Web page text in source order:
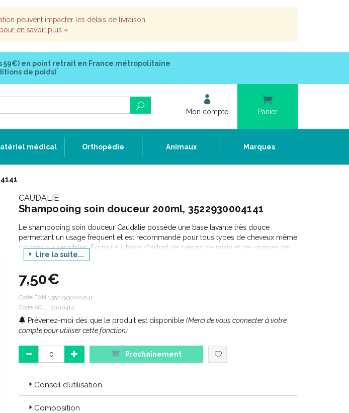
peuvent impacter les délais de livraison.
en savoir plus «
59€) en point retrait en France métropolitaine
de poids)*
Mon compte Panier
médical Orthopédie Animaux Marques
CAUDALIE
Shampooing soin douceur 200ml, 3522930004141
Le shampooing soin douceur Caudalie possède une base lavante très douce
permettant un usage fréquent et est recommandé pour tous types de cheveux même
colorés ou sensibles. Formulé à base d'extrait de pépins de raisin et de vinaigre de
raisin il nettoie, protège, fortifie vos cheveux et leur redonne toute leur souplesse,
Lire la suite...
7,50€
Code EAN : 3522930004141
Code ACL : 3000414
Prévenez-moi dès que le produit est disponible (Merci de vous connecter à votre
compte pour utiliser cette fonction).
Prochainement
Conseil d’utilisation
Composition